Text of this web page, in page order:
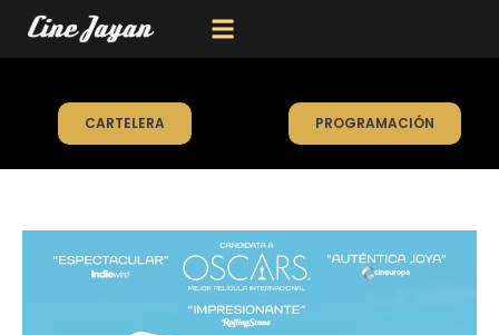
CARTELERA PROGRAMACIÓN